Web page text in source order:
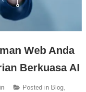
Web Anda
Berkuasa AI
Posted in Blog,